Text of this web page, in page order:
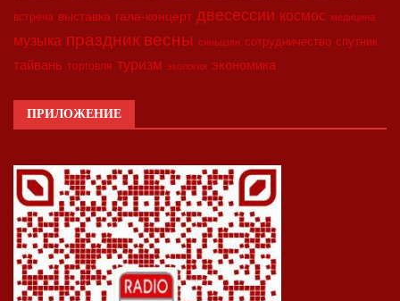
встреча выставка гала-концерт двесессии космос медицина
музыка праздник весны синьцзян сотрудничество спутник
тайвань торговля туризм экология экономика
ПРИЛОЖЕНИЕ